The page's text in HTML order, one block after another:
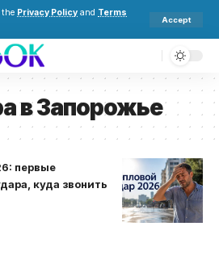
the Privacy Policy and Terms
Accept
в Запорожье
первые
куда звонить